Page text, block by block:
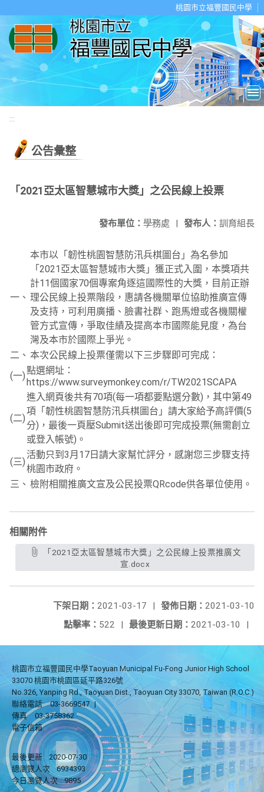
桃園市立福豐國民中學
:::
公告彙整
「2021亞太區智慧城市大獎」之公民線上投票
發布人： 訓育組長
發布單位： 學務處 |
一、
本市以「韌性桃園智慧防汛兵棋圖台」為名參加
「2021亞太區智慧城市大獎」獲正式入圍，本獎項共
計11個國家70個專案角逐這國際性的大獎，目前正辦
理公民線上投票階段，惠請各機關單位協助推廣宣傳
及支持，可利用廣播、臉書社群、跑馬燈或各機關權
管方式宣傳，爭取佳績及提高本市國際能見度，為台
灣及本市於國際上爭光。
二、 本次公民線上投票僅需以下三步驟即可完成：
(一)點選網址：
https://www.surveymonkey.com/r/TW2021SCAPA
(二)
進入網頁後共有70項(每一項都要點選分數)，其中第49
項「韌性桃園智慧防汛兵棋圖台」請大家給予高評價(5
分)，最後一頁壓Submit送出後即可完成投票(無需創立
或登入帳號)。
(三)
活動只到3月17日請大家幫忙評分，感謝您三步驟支持
桃園市政府。
三、 檢附相關推廣文宣及公民投票QRcode供各單位使用。
相關附件
宣.docx
發佈日期： 2021-03-10
下架日期： 2021-03-17
|
最後更新日期： 2021-03-10 |
點擊率： 522 |
桃園市立福豐國民中學Taoyuan Municipal Fu-Fong Junior High School
33070 桃園市桃園區延平路326號
No.326, Yanping Rd., Taoyuan Dist., Taoyuan City 33070, Taiwan (R.O.C.)
聯絡電話
03-3669547 |
傳真
03-3758362
電子信箱
最後更新
2020-07-30
總瀏覽人次
6934393
今日瀏覽人次
9895